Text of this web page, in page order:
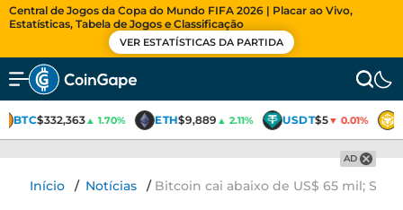
Central de Jogos da Copa do Mundo FIFA 2026 | Placar ao Vivo,
Estatísticas, Tabela de Jogos e Classificação
VER ESTATÍSTICAS DA PARTIDA
BTC$332,363▲ 1.70% ETH$9,889▲ 2.11% USDT$5▼ 0.01%
AD
Início / Notícias / Bitcoin cai abaixo de US$ 65 mil;